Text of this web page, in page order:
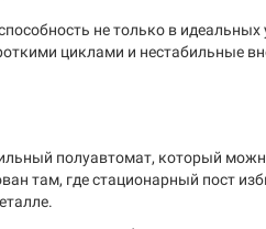
не только в идеальных
циклами и нестабильные
полуавтомат, который
там, где стационарный пост